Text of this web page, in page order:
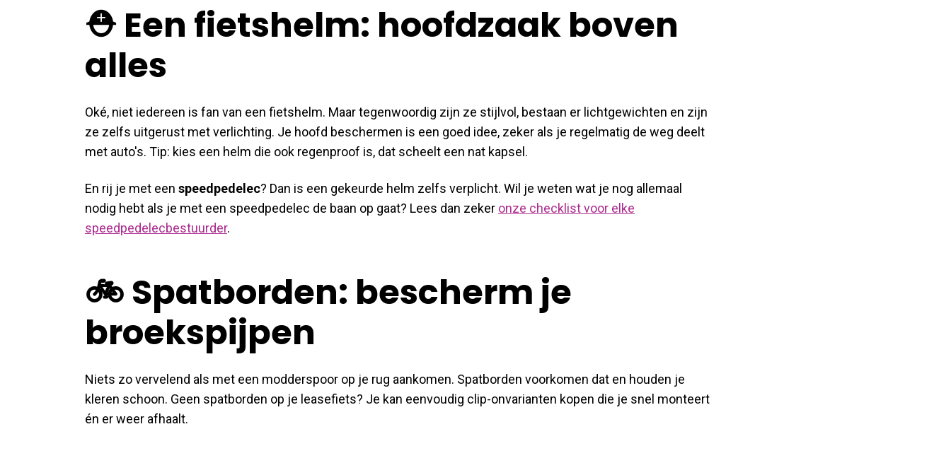
⛑️ Een fietshelm: hoofdzaak boven
alles
Oké, niet iedereen is fan van een fietshelm. Maar tegenwoordig zijn ze stijlvol, bestaan er lichtgewichten en zijn
ze zelfs uitgerust met verlichting. Je hoofd beschermen is een goed idee, zeker als je regelmatig de weg deelt
met auto's. Tip: kies een helm die ook regenproof is, dat scheelt een nat kapsel.
En rij je met een speedpedelec? Dan is een gekeurde helm zelfs verplicht. Wil je weten wat je nog allemaal
nodig hebt als je met een speedpedelec de baan op gaat? Lees dan zeker onze checklist voor elke
speedpedelecbestuurder.
🚲 Spatborden: bescherm je
broekspijpen
Niets zo vervelend als met een modderspoor op je rug aankomen. Spatborden voorkomen dat en houden je
kleren schoon. Geen spatborden op je leasefiets? Je kan eenvoudig clip-onvarianten kopen die je snel monteert
én er weer afhaalt.